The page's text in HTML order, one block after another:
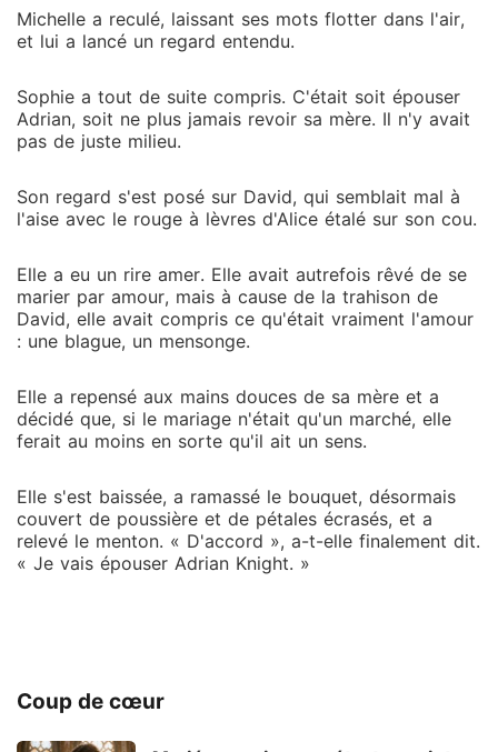
Michelle a reculé, laissant ses mots flotter dans l'air,
et lui a lancé un regard entendu.
Sophie a tout de suite compris. C'était soit épouser
Adrian, soit ne plus jamais revoir sa mère. Il n'y avait
pas de juste milieu.
Son regard s'est posé sur David, qui semblait mal à
l'aise avec le rouge à lèvres d'Alice étalé sur son cou.
Elle a eu un rire amer. Elle avait autrefois rêvé de se
marier par amour, mais à cause de la trahison de
David, elle avait compris ce qu'était vraiment l'amour
: une blague, un mensonge.
Elle a repensé aux mains douces de sa mère et a
décidé que, si le mariage n'était qu'un marché, elle
ferait au moins en sorte qu'il ait un sens.
Elle s'est baissée, a ramassé le bouquet, désormais
couvert de poussière et de pétales écrasés, et a
relevé le menton. « D'accord », a-t-elle finalement dit.
« Je vais épouser Adrian Knight. »
Coup de cœur